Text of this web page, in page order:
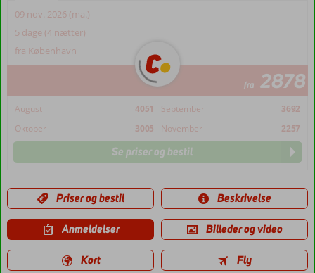
09 nov. 2026 (ma.)
5 dage (4 nætter)
fra København
fra 2878
August 4051 September
3692
Oktober
3005 November 2257
Se priser og bestil
Priser og bestil Beskrivelse
Anmeldelser Billeder og video
Kort Fly